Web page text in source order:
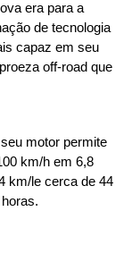
era para a
de tecnologia
capaz em seu
off-road que
motor permite
km/h em 6,8
km/le cerca de 44